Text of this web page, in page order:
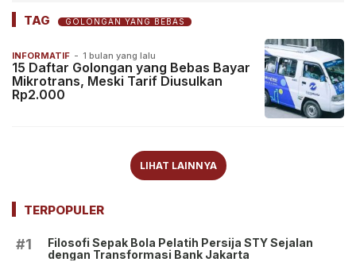
TAG GOLONGAN YANG BEBAS
INFORMATIF - 1 bulan yang lalu
15 Daftar Golongan yang Bebas Bayar
Mikrotrans, Meski Tarif Diusulkan
Rp2.000
LIHAT LAINNYA
TERPOPULER
#1
Filosofi Sepak Bola Pelatih Persija STY Sejalan
dengan Transformasi Bank Jakarta